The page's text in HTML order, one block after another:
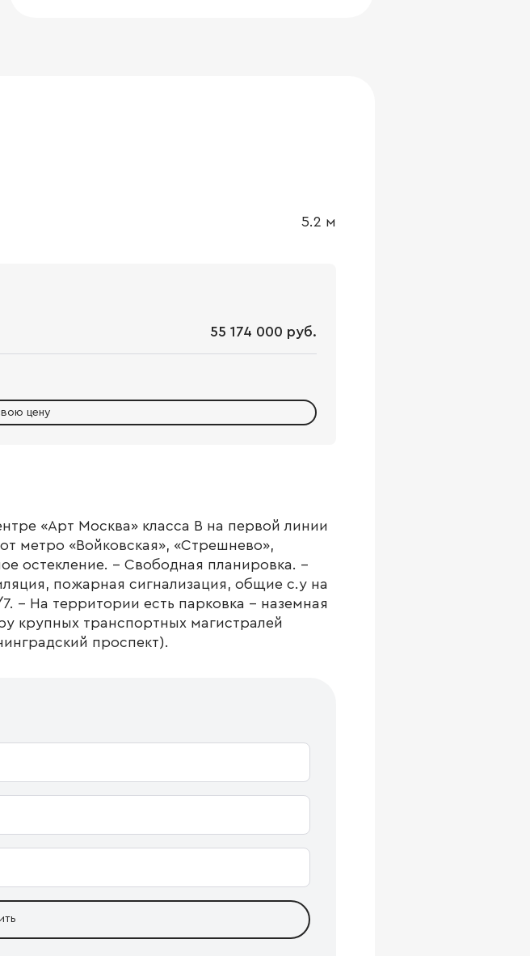
5.2 м
55 174 000 руб.
цену
«Арт Москва» класса B на первой линии
метро «Войковская», «Стрешнево»,
остекление. - Свободная планировка. -
пожарная сигнализация, общие с.у на
- На территории есть парковка - наземная
крупных транспортных магистралей
проспект).